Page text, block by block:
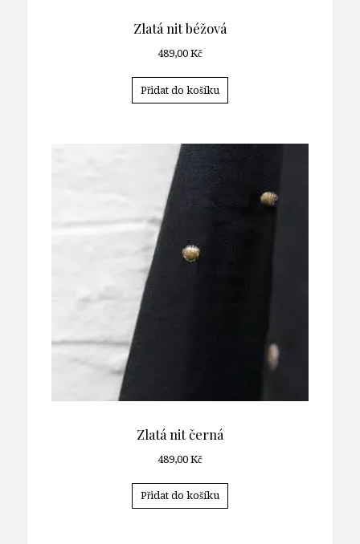
Zlatá nit béžová
489,00 Kč
Přidat do košíku
Zlatá nit černá
489,00 Kč
Přidat do košíku